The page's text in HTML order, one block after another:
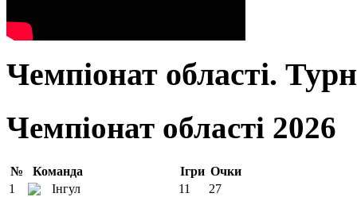
Чемпіонат області.
Чемпіонат області 2026
№ Команда Ігри Очки
1
Інгул 11
27